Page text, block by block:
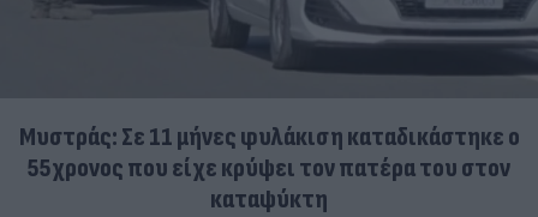
Μυστράς: Σε 11 μήνες φυλάκιση καταδικάστηκε ο
55χρονος που είχε κρύψει τον πατέρα του στον
καταψύκτη